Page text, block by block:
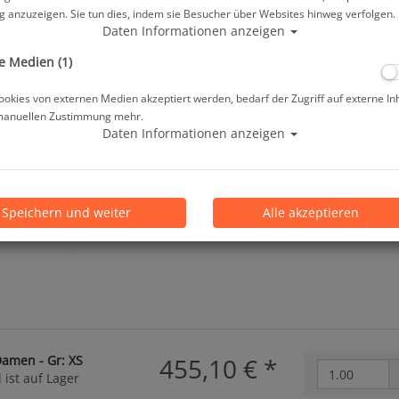
Herstellerpreis: 479,00 €
Lieferbar in
- Gr: XS
auf Lager
455,10 € *
anzuzeigen. Sie tun dies, indem sie Besucher über Websites hinweg verfolgen.
Daten Informationen anzeigen
Medien (1)
von externen Medien akzeptiert werden, bedarf der Zugriff auf externe
Zustimmung mehr.
Daten Informationen anzeigen
Speichern und weiter Alle akzeptieren